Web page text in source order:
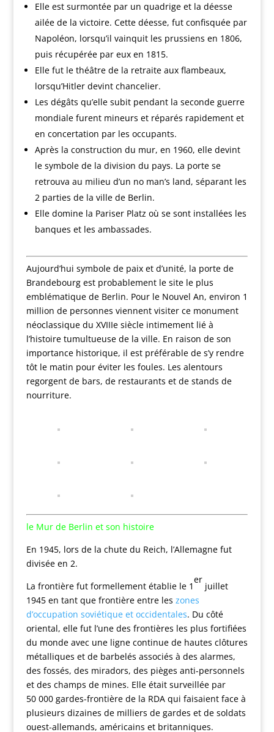
Elle est surmontée par un quadrige et la déesse
ailée de la victoire. Cette déesse, fut confisquée par
Napoléon, lorsqu’il vainquit les prussiens en 1806,
puis récupérée par eux en 1815.
Elle fut le théâtre de la retraite aux flambeaux,
lorsqu’Hitler devint chancelier.
Les dégâts qu’elle subit pendant la seconde guerre
mondiale furent mineurs et réparés rapidement et
en concertation par les occupants.
Après la construction du mur, en 1960, elle devint
le symbole de la division du pays. La porte se
retrouva au milieu d’un no man’s land, séparant les
2 parties de la ville de Berlin.
Elle domine la Pariser Platz où se sont installées les
banques et les ambassades.
Aujourd’hui symbole de paix et d’unité, la porte de
Brandebourg est probablement le site le plus
emblématique de Berlin. Pour le Nouvel An, environ 1
million de personnes viennent visiter ce monument
néoclassique du XVIIIe siècle intimement lié à
l’histoire tumultueuse de la ville. En raison de son
importance historique, il est préférable de s’y rendre
tôt le matin pour éviter les foules. Les alentours
regorgent de bars, de restaurants et de stands de
nourriture.
le Mur de Berlin et son histoire
En 1945, lors de la chute du Reich, l’Allemagne fut
divisée en 2.
La frontière fut formellement établie le 1
er
juillet
1945 en tant que frontière entre les zones
d’occupation soviétique et occidentales. Du côté
oriental, elle fut l’une des frontières les plus fortifiées
du monde avec une ligne continue de hautes clôtures
métalliques et de barbelés associés à des alarmes,
des fossés, des miradors, des pièges anti-personnels
et des champs de mines. Elle était surveillée par
50 000 gardes-frontière de la RDA qui faisaient face à
plusieurs dizaines de milliers de gardes et de soldats
ouest-allemands, américains et britanniques.